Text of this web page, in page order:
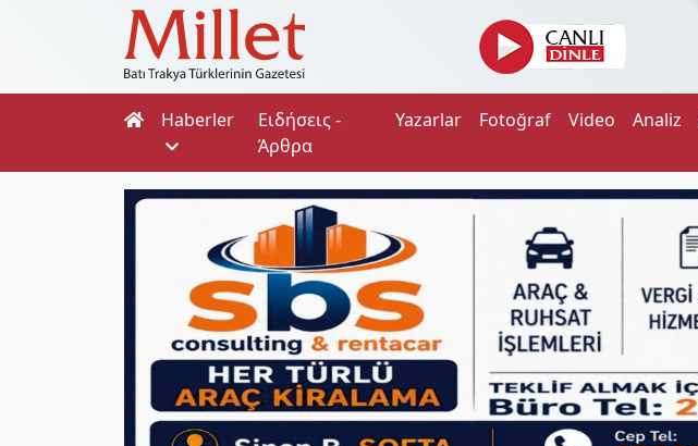
Haberler
Ειδήσεις -
Άρθρα
Yazarlar Fotoğraf Video Analiz